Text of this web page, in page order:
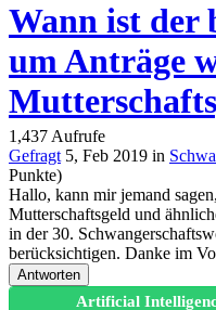
Wann ist der
um Anträge
1,437Aufrufe
Gefragt 5, Feb 2019 in
Punkte)
Hallo, kann mir jemand
Mutterschaftsgeld und
in der 30.
berücksichtigen. Danke im
Artificial